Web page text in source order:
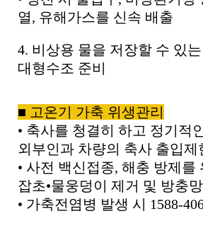
열, 유해가스를 신속 배출
4. 비상용 물을 저장할 수 있
대형수조 준비
■ 고온기 가축 위생관리
• 축사를 청결히 하고 정기적
외부인과 차량의 축사 출입제
• 사전 백신접종, 해충 방제를
잡초•물웅덩이 제거 및 방충망
• 가축전염병 발생 시 1588-